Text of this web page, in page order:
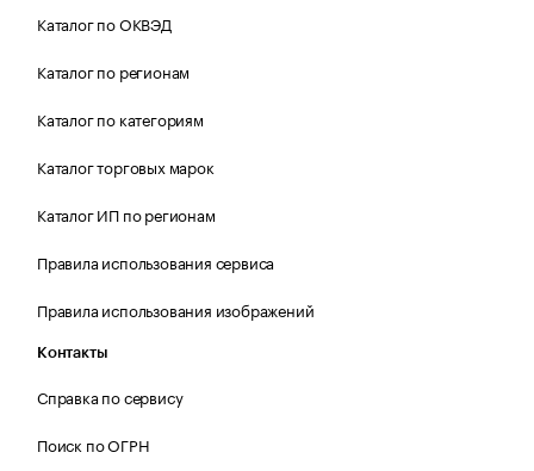
Каталог по ОКВЭД
Каталог по регионам
Каталог по категориям
Каталог торговых марок
Каталог ИП по регионам
Правила использования сервиса
Правила использования изображений
Контакты
Справка по сервису
Поиск по ОГРН